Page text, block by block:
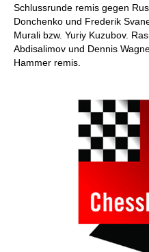
Schlussrunde remis gegen
Donchenko und Frederik
Murali bzw. Yuriy Kuzubov.
Abdisalimov und Dennis
Hammer remis.